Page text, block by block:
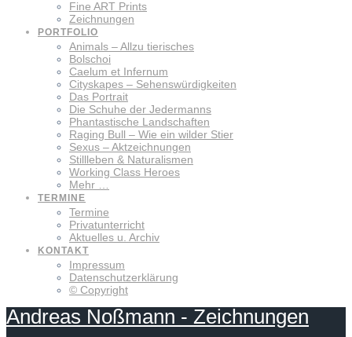
Fine ART Prints
Zeichnungen
PORTFOLIO
Animals – Allzu tierisches
Bolschoi
Caelum et Infernum
Cityskapes – Sehenswürdigkeiten
Das Portrait
Die Schuhe der Jedermanns
Phantastische Landschaften
Raging Bull – Wie ein wilder Stier
Sexus – Aktzeichnungen
Stillleben & Naturalismen
Working Class Heroes
Mehr …
TERMINE
Termine
Privatunterricht
Aktuelles u. Archiv
KONTAKT
Impressum
Datenschutzerklärung
© Copyright
Andreas Noßmann - Zeichnungen